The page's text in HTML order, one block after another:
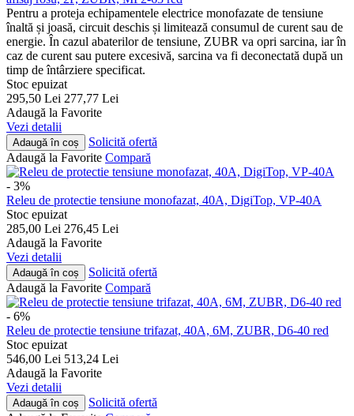
Pentru a proteja echipamentele electrice monofazate de tensiune
înaltă și joasă, circuit deschis și limitează consumul de curent sau de
energie. În cazul abaterilor de tensiune, ZUBR va opri sarcina, iar în
caz de curent sau putere excesivă, sarcina va fi deconectată după un
timp de întârziere specificat.
Stoc epuizat
295,50 Lei 277,77 Lei
Adaugă la Favorite
Vezi detalii
Adaugă în coș
Solicită ofertă
Adaugă la Favorite Compară
- 3%
Releu de protectie tensiune monofazat, 40A, DigiTop, VP-40A
Stoc epuizat
285,00 Lei 276,45 Lei
Adaugă la Favorite
Vezi detalii
Adaugă în coș
Solicită ofertă
Adaugă la Favorite Compară
- 6%
Releu de protectie tensiune trifazat, 40A, 6M, ZUBR, D6-40 red
Stoc epuizat
546,00 Lei 513,24 Lei
Adaugă la Favorite
Vezi detalii
Adaugă în coș
Solicită ofertă